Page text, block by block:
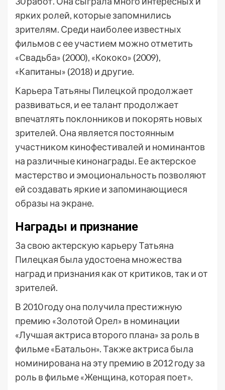
ярких ролей, которые запомнились
зрителям. Среди наиболее известных
фильмов с ее участием можно отметить
«Свадьба» (2000), «Кококо» (2009),
«Капитаны» (2018) и другие.
Карьера Татьяны Пилецкой продолжает
развиваться, и ее талант продолжает
впечатлять поклонников и покорять новых
зрителей. Она является постоянным
участником кинофестивалей и номинантов
на различные кинонаграды. Ее актерское
мастерство и эмоциональность позволяют
ей создавать яркие и запоминающиеся
образы на экране.
Награды и признание
За свою актерскую карьеру Татьяна
Пилецкая была удостоена множества
наград и признания как от критиков, так и от
зрителей.
В 2010 году она получила престижную
премию «Золотой Орел» в номинации
«Лучшая актриса второго плана» за роль в
фильме «Батальон». Также актриса была
номинирована на эту премию в 2012 году за
роль в фильме «Женщина, которая поет».